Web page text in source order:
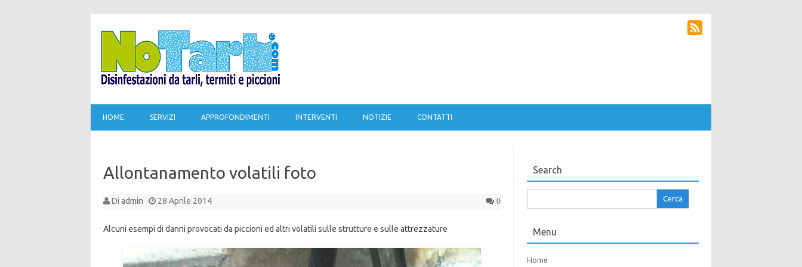
HOME SERVIZI APPROFONDIMENTI INTERVENTI NOTIZIE CONTATTI
Allontanamento volatili foto
Di admin 28 Aprile 2014 0
Alcuni esempi di danni provocati da piccioni ed altri volatili sulle strutture e sulle attrezzature
Search
per:
Menu
Home